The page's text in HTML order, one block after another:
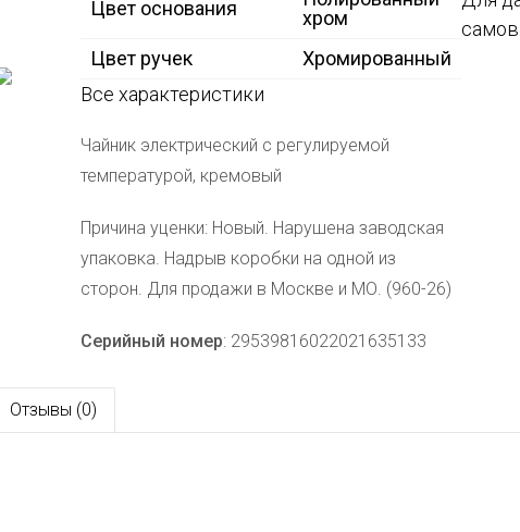
Цвет основания
хром
Цвет ручек
Хромированный
Все характеристики
Чайник электрический с регулируемой
температурой, кремовый
Причина уценки: Новый. Нарушена заводская
упаковка. Надрыв коробки на одной из
сторон. Для продажи в Москве и МО. (960-26)
Серийный номер: 29539816022021635133
Отзывы (0)